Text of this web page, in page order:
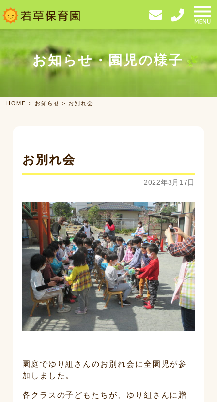
ン
テ
ツ
へ
ッ
園の保育
おしゃべりサロン
アルバム
情報公開
書式ダウンロード
お知らせ・園児の様子
HOME > お知らせ > お別れ会
お別れ会
2022年3月17日
園庭でゆり組さんのお別れ会に全園児が参
加しました。
各クラスの子どもたちが、ゆり組さんに贈
稿
ナ
ビ
ゲ
ョ
ン